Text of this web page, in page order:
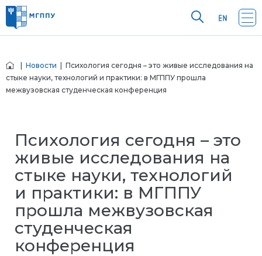
Новости | Психология сегодня – это живые исследования на
стыке науки, технологий и практики: в МГППУ прошла
межвузовская студенческая конференция
Психология сегодня – это
живые исследования на
стыке науки, технологий
и практики: в МГППУ
прошла межвузовская
студенческая
конференция